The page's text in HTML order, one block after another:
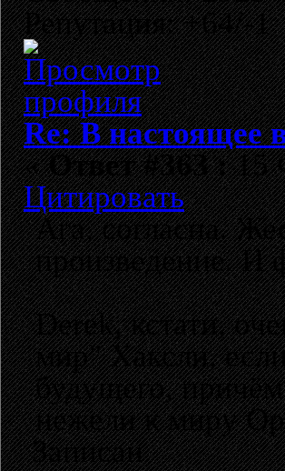
Репутация: +64/-1
Re: В настоящее
«Ответ #363 :15
Цитировать
Ага, согласна.
произведение. И
Derek, кстати,
мир" Хаксли,
будущего,
нежели к миру
Записан